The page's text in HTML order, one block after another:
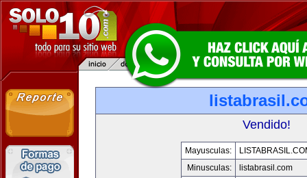
Vendido!
Mayusculas:
Minusculas:
listabrasil.com